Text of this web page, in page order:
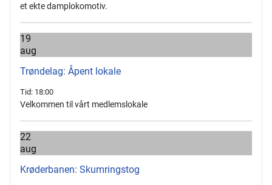
et ekte damplokomotiv.
19
aug
Trøndelag: Åpent lokale
Tid: 18:00
Velkommen til vårt medlemslokale
22
aug
Krøderbanen: Skumringstog